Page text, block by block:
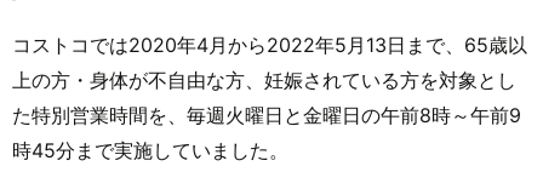
コストコでは2020年4月から2022年5月13日まで、65歳以
上の方・身体が不自由な方、妊娠されている方を対象とし
た特別営業時間を、毎週火曜日と金曜日の午前8時～午前9
時45分まで実施していました。